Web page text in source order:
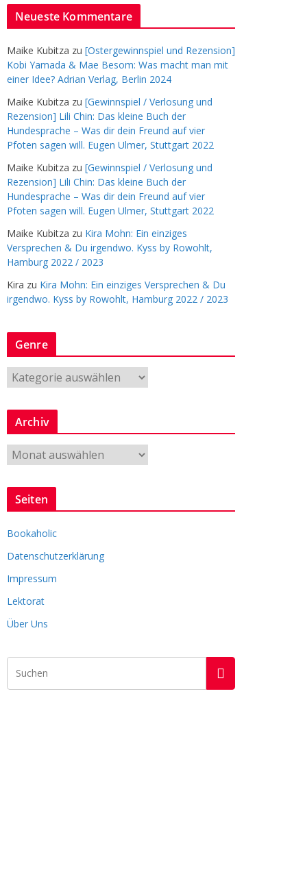
Neueste Kommentare
Maike Kubitza zu [Ostergewinnspiel und Rezension]
Kobi Yamada & Mae Besom: Was macht man mit
einer Idee? Adrian Verlag, Berlin 2024
Maike Kubitza zu [Gewinnspiel / Verlosung und
Rezension] Lili Chin: Das kleine Buch der
Hundesprache – Was dir dein Freund auf vier
Pfoten sagen will. Eugen Ulmer, Stuttgart 2022
Maike Kubitza zu [Gewinnspiel / Verlosung und
Rezension] Lili Chin: Das kleine Buch der
Hundesprache – Was dir dein Freund auf vier
Pfoten sagen will. Eugen Ulmer, Stuttgart 2022
Maike Kubitza zu Kira Mohn: Ein einziges
Versprechen & Du irgendwo. Kyss by Rowohlt,
Hamburg 2022 / 2023
Kira zu Kira Mohn: Ein einziges Versprechen & Du
irgendwo. Kyss by Rowohlt, Hamburg 2022 / 2023
Genre
G
e
n
e
Archiv
r
c
v
Seiten
Bookaholic
Datenschutzerklärung
Impressum
Lektorat
Über Uns